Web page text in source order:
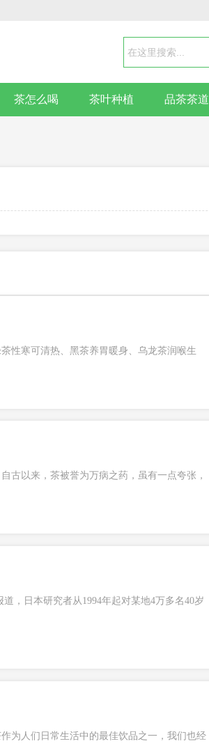
茶怎么喝 茶叶种植 品茶茶道
性寒可清热、黑茶养胃暖身、乌龙茶润喉生
古以来，茶被誉为万病之药，虽有一点夸张，
，日本研究者从1994年起对某地4万多名40岁
为人们日常生活中的最佳饮品之一，我们也经